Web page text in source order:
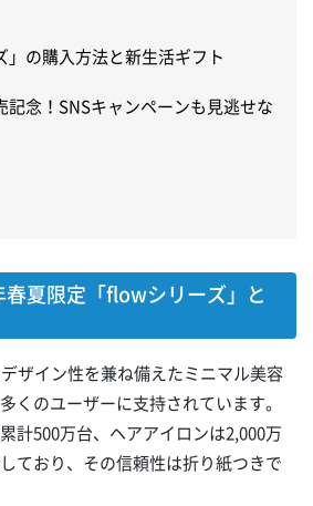
」の購入方法と新生活ギフト
記念！SNSキャンペーンも見逃せな
春夏限定「flowシリーズ」と
ザイン性を兼ね備えたミニマル美容
くのユーザーに支持されています。
計500万台、ヘアアイロンは2,000万
ており、その信頼性は折り紙つきで